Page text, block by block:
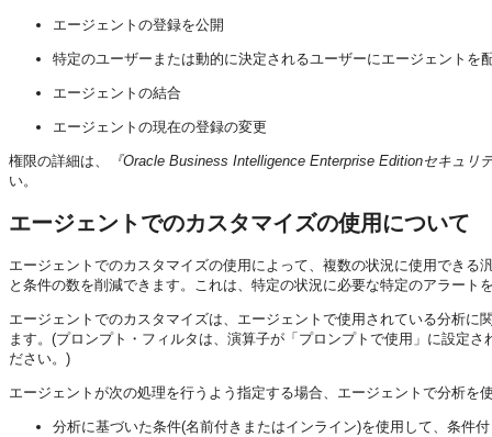
エージェントの登録を公開
特定のユーザーまたは動的に決定されるユーザーにエージェントを
エージェントの結合
エージェントの現在の登録の変更
権限の詳細は、
『Oracle Business Intelligence Enterprise Editionセキュリ
い。
エージェントでのカスタマイズの使用について
エージェントでのカスタマイズの使用によって、複数の状況に使用でき
と条件の数を削減できます。これは、特定の状況に必要な特定のアラート
エージェントでのカスタマイズは、エージェントで使用されている分析
ます。(プロンプト・フィルタは、演算子が「プロンプトで使用」に設定
ださい。)
エージェントが次の処理を行うよう指定する場合、エージェントで分析を
分析に基づいた条件(名前付きまたはインライン)を使用して、条件